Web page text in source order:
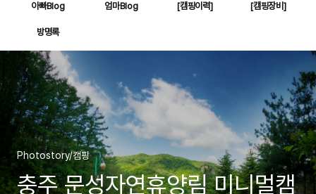
아빠Blog 엄마Blog [캠핑이력] [캠핑장비]
방명록
Photostory/캠핑
충주 문성자연휴양림 미니멀캠